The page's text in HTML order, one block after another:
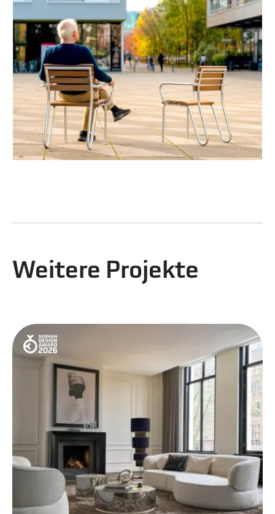
Weitere Projekte